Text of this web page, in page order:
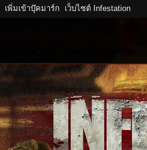
เพิ่มเข้าบุ๊คมาร์ก เว็บไซต์ Infestation